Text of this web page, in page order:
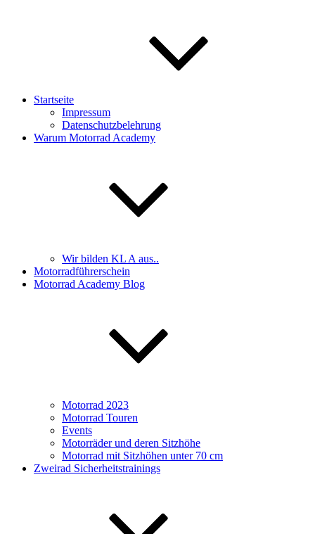
Startseite
Impressum
Datenschutzbelehrung
Warum Motorrad Academy
Wir bilden KL A aus..
Motorradführerschein
Motorrad Academy Blog
Motorrad 2023
Motorrad Touren
Events
Motorräder und deren Sitzhöhe
Motorrad mit Sitzhöhen unter 70 cm
Zweirad Sicherheitstrainings